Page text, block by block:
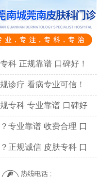
科 正规靠谱 口碑好！
诊疗 看病专业可信！
专科 专业靠谱 口碑好
专业靠谱 收费合理 口
正规诚信 皮肤专科 口